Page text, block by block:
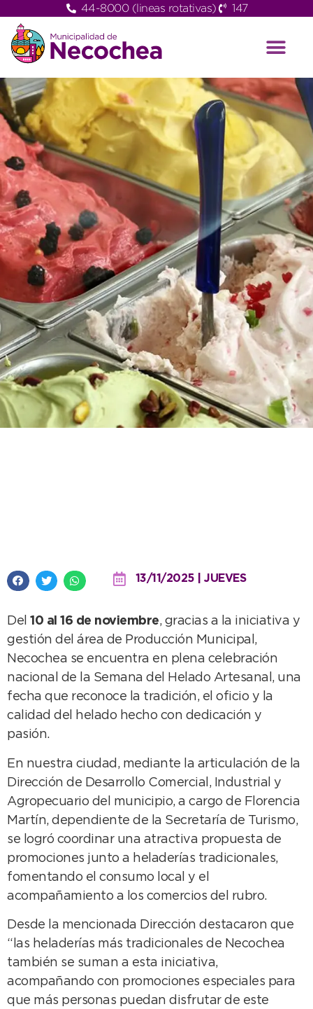
44-8000 (lineas rotativas) 147
13/11/2025 | JUEVES
Del 10 al 16 de noviembre, gracias a la iniciativa y
gestión del área de Producción Municipal,
Necochea se encuentra en plena celebración
nacional de la Semana del Helado Artesanal, una
fecha que reconoce la tradición, el oficio y la
calidad del helado hecho con dedicación y
pasión.
En nuestra ciudad, mediante la articulación de la
Dirección de Desarrollo Comercial, Industrial y
Agropecuario del municipio, a cargo de Florencia
Martín, dependiente de la Secretaría de Turismo,
se logró coordinar una atractiva propuesta de
promociones junto a heladerías tradicionales,
fomentando el consumo local y el
acompañamiento a los comercios del rubro.
Desde la mencionada Dirección destacaron que
“las heladerías más tradicionales de Necochea
también se suman a esta iniciativa,
acompañando con promociones especiales para
que más personas puedan disfrutar de este